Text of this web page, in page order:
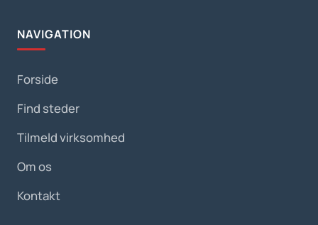
NAVIGATION
Forside
Find steder
Tilmeld virksomhed
Om os
Kontakt